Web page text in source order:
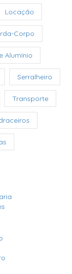
Locação
Corpo
Alumínio
Serralheiro
Transporte